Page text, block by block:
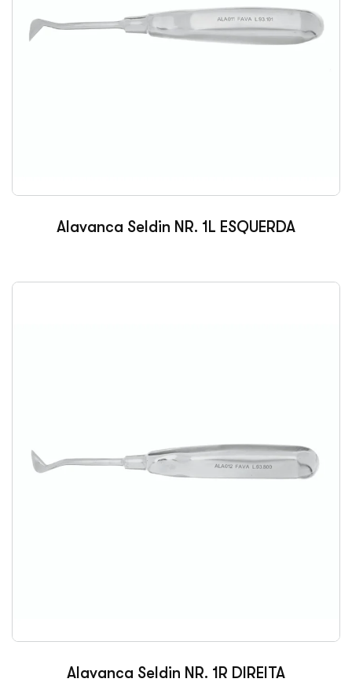
Alavanca Seldin NR. 1L ESQUERDA
Alavanca Seldin NR. 1R DIREITA